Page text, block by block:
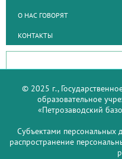
О НАС ГОВОРЯТ
КОНТАКТЫ
© 2025 г.,
образовательное
«Петрозаводский
Субъектами персональных
распространение